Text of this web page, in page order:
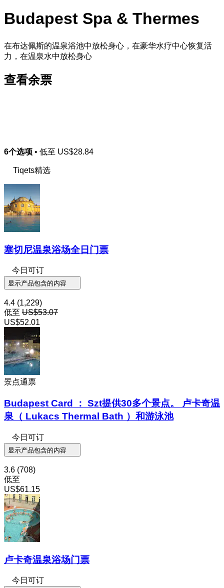
Budapest Spa & Thermes
在布达佩斯的温泉浴池中放松身心，在豪华水疗中心恢复活
力，在温泉水中放松身心
查看余票
6个选项 • 低至 US$28.84
Tiqets精选
塞切尼温泉浴场全日门票
今日可订
显示产品包含的内容
4.4 (1,229)
低至 US$53.07
US$52.01
景点通票
Budapest Card ： Szt提供30多个景点。 卢卡奇温
泉（ Lukacs Thermal Bath ）和游泳池
今日可订
显示产品包含的内容
3.6 (708)
低至
US$61.15
卢卡奇温泉浴场门票
今日可订